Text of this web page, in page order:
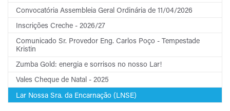
Convocatória Assembleia Geral Ordinária de 11/04/2026
Inscrições Creche - 2026/27
Comunicado Sr. Provedor Eng. Carlos Poço - Tempestade
Kristin
Zumba Gold: energia e sorrisos no nosso Lar!
Vales Cheque de Natal - 2025
Lar Nossa Sra. da Encarnação (LNSE)